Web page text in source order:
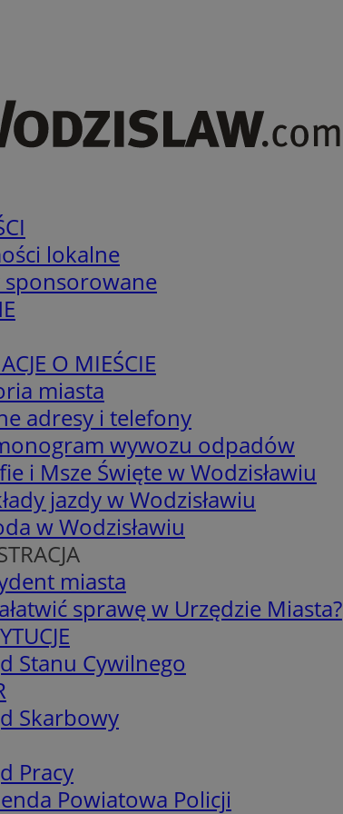
lokalne
sponsorowane
O MIEŚCIE
miasta
adresy i telefony
wywozu odpadów
i Msze Święte w Wodzisławiu
jazdy w Wodzisławiu
w Wodzisławiu
miasta
sprawę w Urzędzie Miasta?
Stanu Cywilnego
Skarbowy
Pracy
Powiatowa Policji